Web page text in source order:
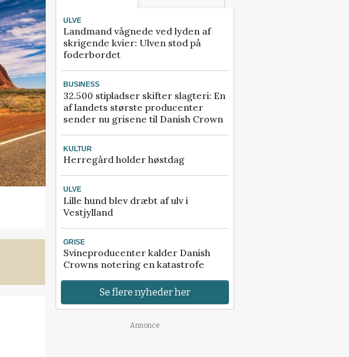
ULVE
Landmand vågnede ved lyden af
skrigende kvier: Ulven stod på
foderbordet
BUSINESS
32.500 stipladser skifter slagteri: En
af landets største producenter
sender nu grisene til Danish Crown
KULTUR
Herregård holder høstdag
ULVE
Lille hund blev dræbt af ulv i
Vestjylland
GRISE
Svineproducenter kalder Danish
Crowns notering en katastrofe
Se flere nyheder her
Annonce